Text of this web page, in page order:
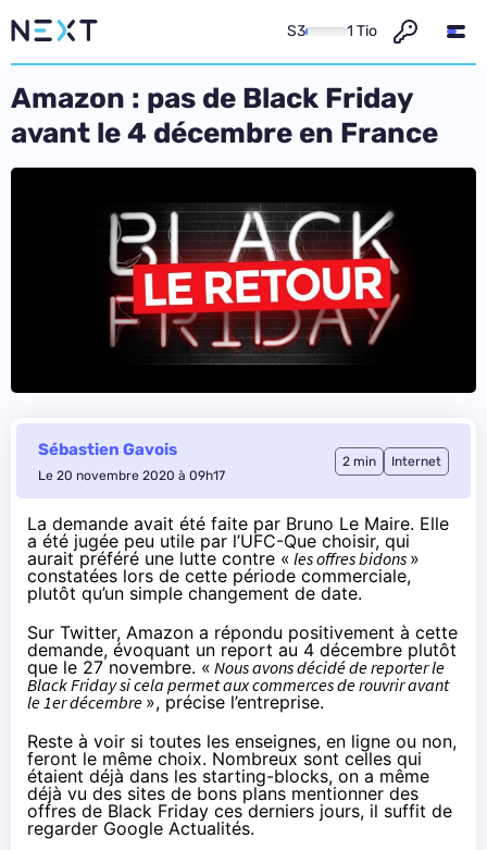
S3 1 Tio
Amazon : pas de Black Friday
avant le 4 décembre en France
Sébastien Gavois
Le 20 novembre 2020 à 09h17
2 min Internet
La demande avait été faite par Bruno Le Maire. Elle
a été jugée peu utile par l’UFC-Que choisir, qui
aurait préféré une lutte contre « les offres bidons »
constatées lors de cette période commerciale,
plutôt qu’un simple changement de date.
Sur Twitter, Amazon a répondu positivement à cette
demande, évoquant un report au 4 décembre plutôt
que le 27 novembre. « Nous avons décidé de reporter le
Black Friday si cela permet aux commerces de rouvrir avant
le 1er décembre », précise l’entreprise.
Reste à voir si toutes les enseignes, en ligne ou non,
feront le même choix. Nombreux sont celles qui
étaient déjà dans les starting-blocks, on a même
déjà vu des sites de bons plans mentionner des
offres de Black Friday ces derniers jours, il suffit de
regarder Google Actualités.